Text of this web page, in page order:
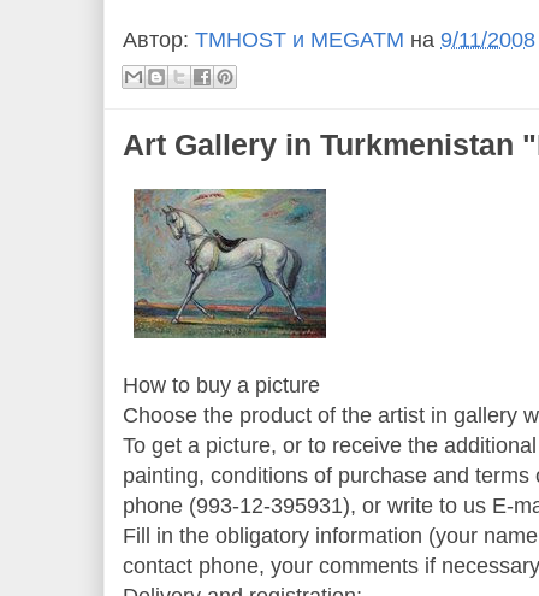
Автор: TMHOST и MEGATM на 9/11/2008
Art Gallery in Turkmenistan
How to buy a picture
Choose the product of the artist in gallery
To get a picture, or to receive the
painting, conditions of purchase and terms
phone (993-12-395931), or write to us E-
Fill in the obligatory information (your
contact phone, your comments if